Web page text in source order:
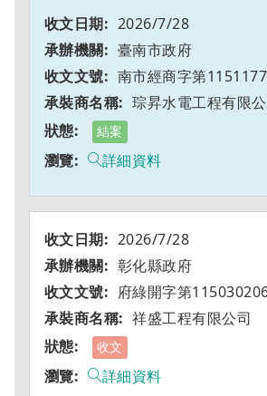
2026/7/28
臺南市政府
南市經商字第
琮昇水電工程有限
結案
詳細資料
2026/7/28
彰化縣政府
府綠開字第
祥盛工程有限公司
收文
詳細資料